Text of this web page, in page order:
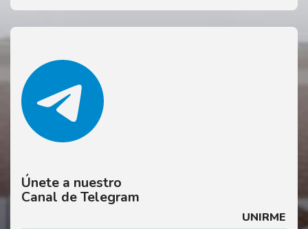
Únete a nuestro
Canal de Telegram
UNIRME